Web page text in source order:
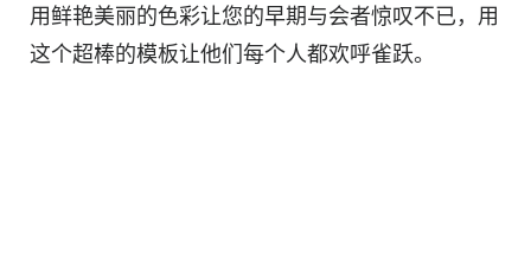
用鲜艳美丽的色彩让您的早期与会者惊叹不已，用
这个超棒的模板让他们每个人都欢呼雀跃。